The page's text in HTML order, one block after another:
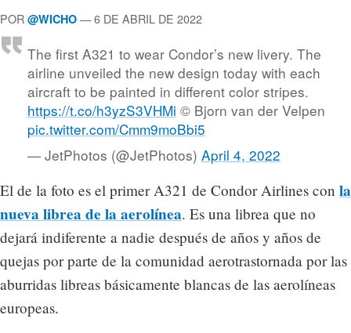
POR @WICHO — 6 DE ABRIL DE 2022
The first A321 to wear Condor’s new livery. The
airline unveiled the new design today with each
aircraft to be painted in different color stripes.
https://t.co/h3yzS3VHMi © Bjorn van der Velpen
pic.twitter.com/Cmm9moBbi5
— JetPhotos (@JetPhotos) April 4, 2022
El de la foto es el primer A321 de Condor Airlines con la
nueva librea de la aerolínea. Es una librea que no
dejará indiferente a nadie después de años y años de
quejas por parte de la comunidad aerotrastornada por las
aburridas libreas básicamente blancas de las aerolíneas
europeas.